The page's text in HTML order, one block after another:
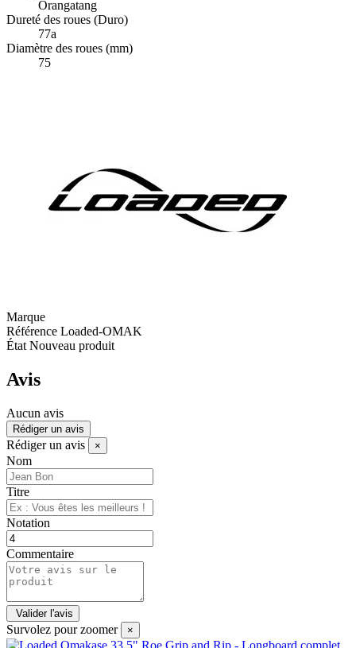
Orangatang
Dureté des roues (Duro)
77a
Diamètre des roues (mm)
75
Marque
Référence Loaded-OMAK
État Nouveau produit
Avis
Aucun avis
Rédiger un avis
Rédiger un avis ×
Nom
Titre
Notation
Commentaire
Survolez pour zoomer ×